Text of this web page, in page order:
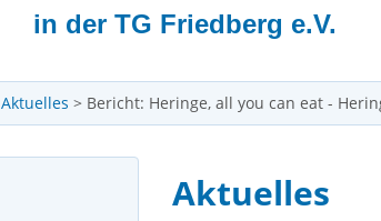
in der TG Friedberg e.V.
Aktuelles > Bericht: Heringe, all you can eat -
Aktuelles